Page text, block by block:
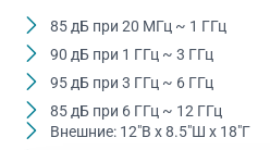
85 дБ при 20 МГц ~ 1 ГГц
90 дБ при 1 ГГц ~ 3 ГГц
95 дБ при 3 ГГц ~ 6 ГГц
85 дБ при 6 ГГц ~ 12 ГГц
Внешние: 12"В x 8.5"Ш x 18"Г